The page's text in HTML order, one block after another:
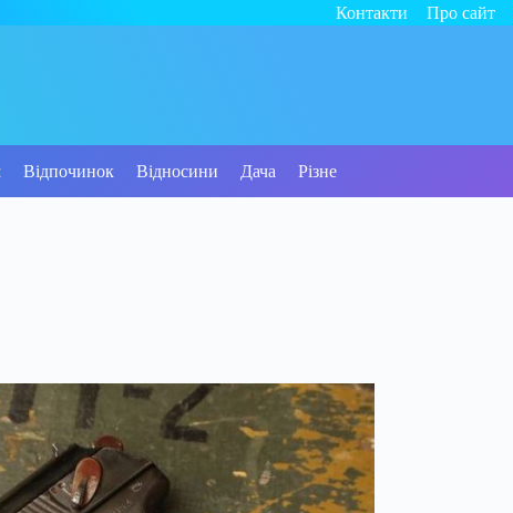
Контакти Про сайт
Відпочинок Відносини Дача Різне